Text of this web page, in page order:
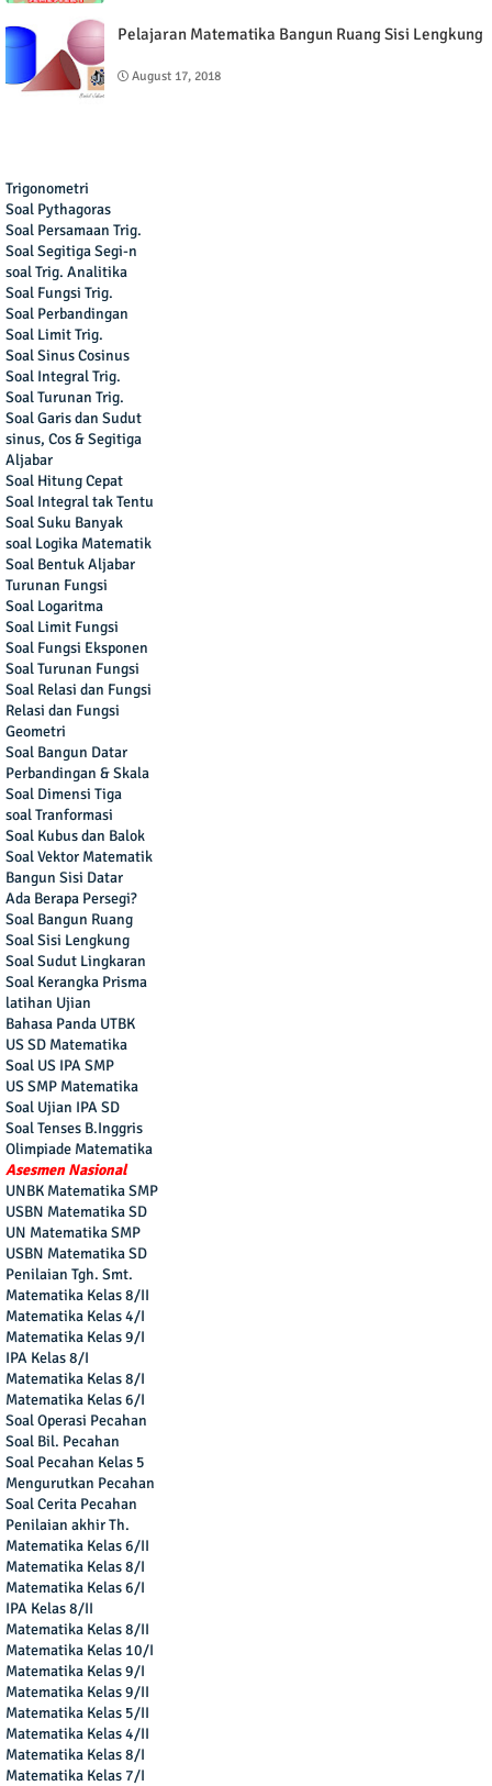
Pelajaran Matematika Bangun Ruang Sisi Lengkung
August 17, 2018
Trigonometri
Soal Pythagoras
Soal Persamaan Trig.
Soal Segitiga Segi-n
soal Trig. Analitika
Soal Fungsi Trig.
Soal Perbandingan
Soal Limit Trig.
Soal Sinus Cosinus
Soal Integral Trig.
Soal Turunan Trig.
Soal Garis dan Sudut
sinus, Cos & Segitiga
Aljabar
Soal Hitung Cepat
Soal Integral tak Tentu
Soal Suku Banyak
soal Logika Matematik
Soal Bentuk Aljabar
Turunan Fungsi
Soal Logaritma
Soal Limit Fungsi
Soal Fungsi Eksponen
Soal Turunan Fungsi
Soal Relasi dan Fungsi
Relasi dan Fungsi
Geometri
Soal Bangun Datar
Perbandingan & Skala
Soal Dimensi Tiga
soal Tranformasi
Soal Kubus dan Balok
Soal Vektor Matematik
Bangun Sisi Datar
Ada Berapa Persegi?
Soal Bangun Ruang
Soal Sisi Lengkung
Soal Sudut Lingkaran
Soal Kerangka Prisma
latihan Ujian
Bahasa Panda UTBK
US SD Matematika
Soal US IPA SMP
US SMP Matematika
Soal Ujian IPA SD
Soal Tenses B.Inggris
Olimpiade Matematika
Asesmen Nasional
UNBK Matematika SMP
USBN Matematika SD
UN Matematika SMP
USBN Matematika SD
Penilaian Tgh. Smt.
Matematika Kelas 8/II
Matematika Kelas 4/I
Matematika Kelas 9/I
IPA Kelas 8/I
Matematika Kelas 8/I
Matematika Kelas 6/I
Soal Operasi Pecahan
Soal Bil. Pecahan
Soal Pecahan Kelas 5
Mengurutkan Pecahan
Soal Cerita Pecahan
Penilaian akhir Th.
Matematika Kelas 6/II
Matematika Kelas 8/I
Matematika Kelas 6/I
IPA Kelas 8/II
Matematika Kelas 8/II
Matematika Kelas 10/I
Matematika Kelas 9/I
Matematika Kelas 9/II
Matematika Kelas 5/II
Matematika Kelas 4/II
Matematika Kelas 8/I
Matematika Kelas 7/I